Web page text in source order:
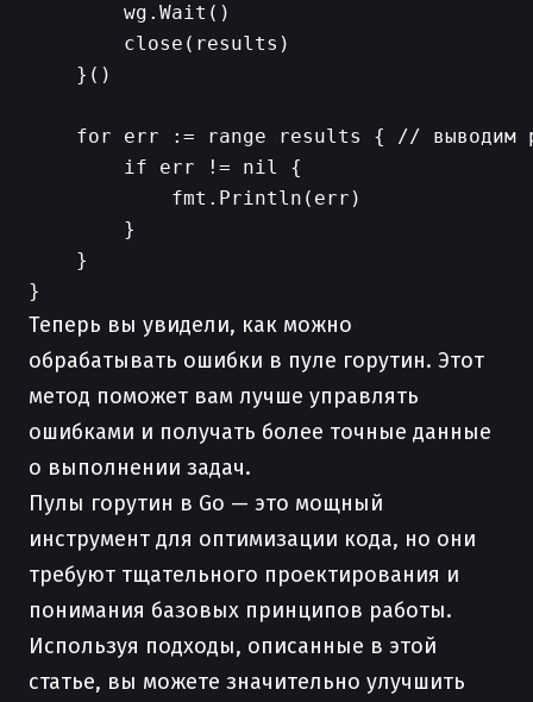
        wg.Wait()
        close(results)
    }()
for err := range results { // выводим
        if err != nil {
            fmt.Println(err)
        }
    }
Теперь вы увидели, как можно
обрабатывать ошибки в пуле горутин. Этот
метод поможет вам лучше управлять
ошибками и получать более точные данные
о выполнении задач.
Пулы горутин в Go — это мощный
инструмент для оптимизации кода, но они
требуют тщательного проектирования и
понимания базовых принципов работы.
Используя подходы, описанные в этой
статье, вы можете значительно улучшить